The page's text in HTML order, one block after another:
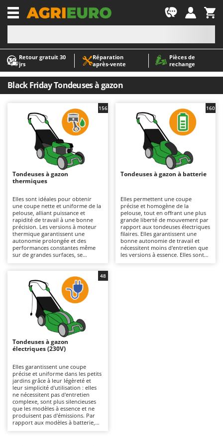
Retour gratuit 30
jrs
Réparation
après‑vente
Pièces de
rechange
-1
A
Abris de jardin
Accessoires pour tracteurs tondeuses autoportés
Aérateurs Scarificateurs pour gazon
Arracheuses de pommes de terre pour tracteur
Aspirateurs - Balais Électriques
Aspirateurs à cendres
Aspirateurs à feuilles sur roues
Aspirateurs de piscine
Aspirateurs Multifonctions
Atomiseurs agricoles pour tracteurs
Atomiseurs pour traitements
Autolaveuses
Autres produits
Bancs de scie pour le bois - Scies à bûches
Barbecues
Bennes pour tracteur
Brosses pour sols extérieurs
Brouettes à moteur
Broyeurs à axe horizontal pour tracteur
Broyeurs de branches et végétaux
Butteurs pour tracteur
C
Chargeurs de batterie - Démarreurs
A
AgriEuro Premium
AgriEuro TOP-LINE
AGT
Aima
Airmec
AL-KO
ALA 2000
Alce
Alpina
Ama
Ambrogio Robot
Annovi Reverberi
ANTHBOT
Arco
Ardes
Argo
Artus
Attila
Ausonia
Awelco
B
Baesso
Black Friday Tondeuses à gazon
Tondeuses à gazon
thermiques
Elles sont idéales pour obtenir
une coupe nette et uniforme de la
pelouse, alliant puissance et
rapidité de travail à une bonne
précision. Les versions à moteur
thermique garantissent une
autonomie prolongée et des
performances constantes même
sur de grandes surfaces, se
puissance supérieure et leur
capacité à affronter une herbe
plus dense. Pour les maintenir
efficaces, il est nécessaire de
contrôler régulièrement le filtre à
air, l’huile et les bougies.
156
Tondeuses à gazon à batterie
Elles permettent une coupe
précise et homogène de la
pelouse, tout en offrant une plus
grande liberté de mouvement par
rapport aux tondeuses électriques
filaires. Elles garantissent une
bonne autonomie de travail et
nécessitent moins d'entretien que
les versions à essence. Elles sont
160
Tondeuses à gazon
électriques (230V)
Elles garantissent une coupe
précise et uniforme dans les petits
jardins grâce à leur légèreté et
leur simplicité d'utilisation : elles
ne nécessitent pas d'entretien
complexe, sont plus silencieuses
que les modèles à essence et ne
produisent pas d'émissions. Par
rapport aux modèles à batterie,
48